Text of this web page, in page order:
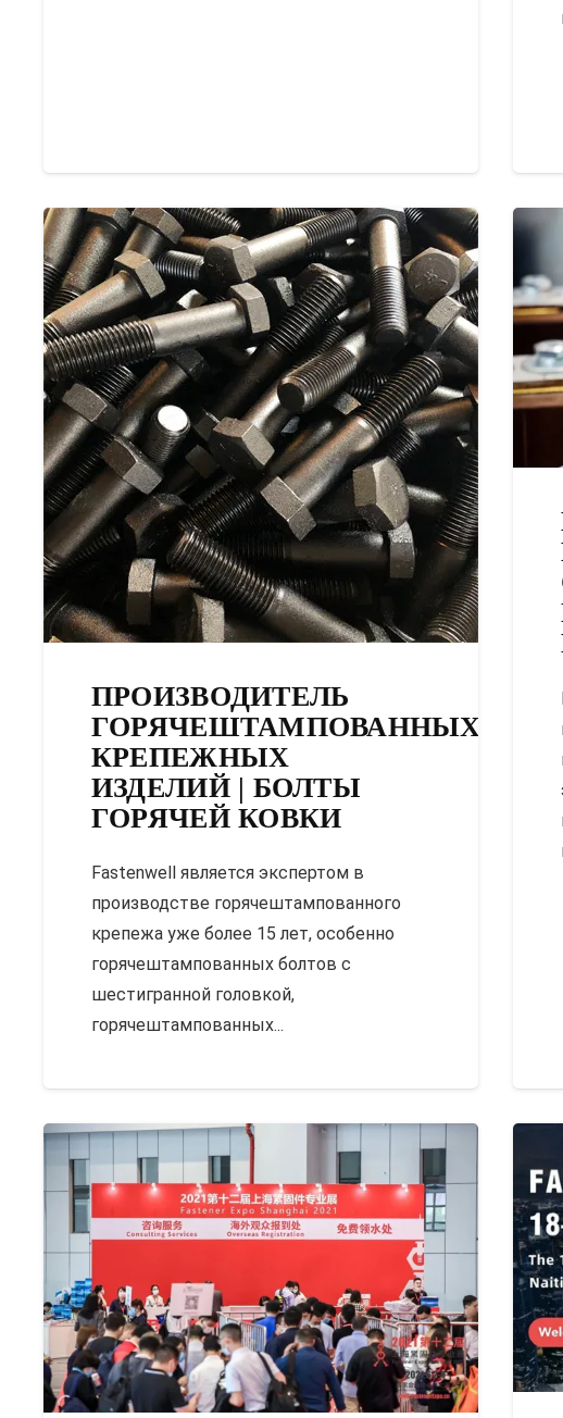
ПРОИЗВОДИТЕЛЬ
ГОРЯЧЕШТАМПОВАННЫХ
КРЕПЕЖНЫХ
ИЗДЕЛИЙ | БОЛТЫ
ГОРЯЧЕЙ КОВКИ
Fastenwell является экспертом в
производстве горячештампованного
крепежа уже более 15 лет, особенно
горячештампованных болтов с
шестигранной головкой,
горячештампованных...